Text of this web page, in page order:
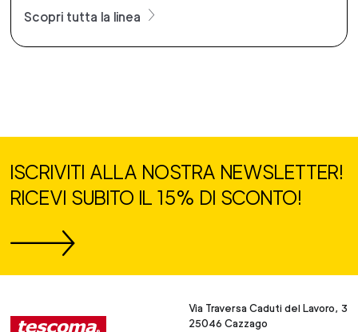
Scopri tutta la linea
ISCRIVITI ALLA NOSTRA NEWSLETTER!
RICEVI SUBITO IL 15% DI SCONTO!
Via Traversa Caduti del Lavoro, 3
25046 Cazzago